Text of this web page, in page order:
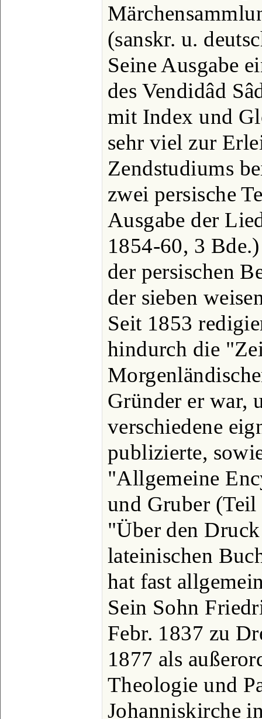
(sanskr. u.
Seine Ausgabe
des Vendidâd
mit Index und
sehr viel zur
Zendstudiums
zwei persische
Ausgabe der
1854-60, 3
der persischen
der sieben
Seit 1853
hindurch die
Gründer er war,
verschiedene
publizierte,
"Allgemeine
und Gruber
"Über den
lateinischen
hat fast
Sein Sohn
Febr. 1837 zu
1877 als
Theologie und
Johanniskirche